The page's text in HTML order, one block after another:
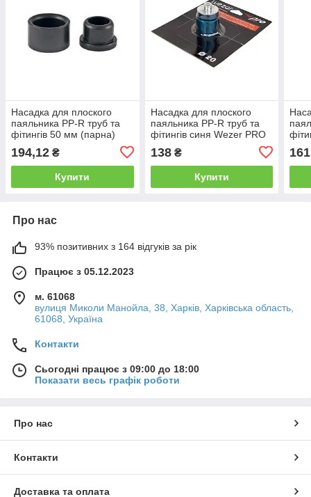
Насадка для плоского
паяльника PP-R труб та
фітингів 50 мм (парна)
Польща
194,12 ₴
Купити
Насадка для плоского
паяльника PP-R труб та
фітингів синя Wezer PRO
20 мм парна, тефлонове
покриття Німеччина
138₴
Купити
Про нас
93% позитивних з 164 відгуків за рік
Працює з 05.12.2023
м. 61068
вулиця Миколи Манойла, 38, Харків, Харківська область,
61068, Україна
Контакти
Сьогодні працює з 09:00 до 18:00
Показати весь графік роботи
Про нас
Контакти
Доставка та оплата